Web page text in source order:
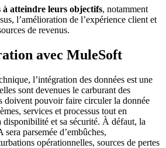
à atteindre leurs objectifs, notamment
l’amélioration de l’expérience client et
de revenus.
avec MuleSoft
l’intégration des données est une
sont devenues le carburant des
doivent pouvoir faire circuler la donnée
services et processus tout en
disponibilité et sa sécurité. À défaut, la
parsemée d’embûches,
opérationnelles, sources de pertes